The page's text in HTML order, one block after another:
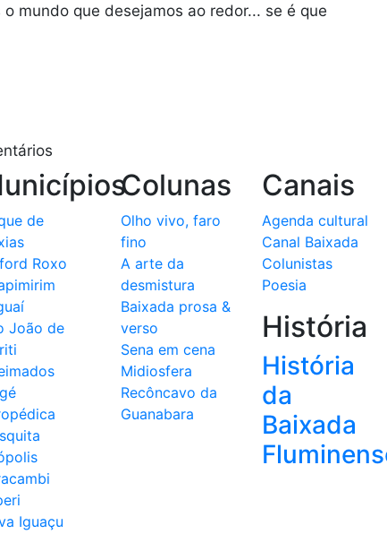
mundo que desejamos ao redor... se é que
de
Roxo
João de
Iguaçu
Colunas
Olho vivo, faro
fino
A arte da
desmistura
Baixada prosa &
verso
Sena em cena
Midiosfera
Recôncavo da
Guanabara
Canais
Agenda cultural
Canal Baixada
Colunistas
Poesia
História
História
da
Baixada